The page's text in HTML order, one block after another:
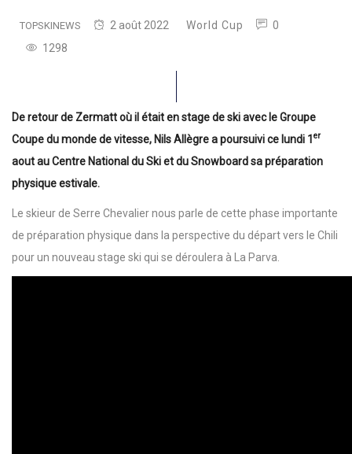
TOPSKINEWS 2 août 2022 World Cup
0
1298
De retour de Zermatt où il était en stage de ski avec le Groupe
Coupe du monde de vitesse, Nils Allègre a poursuivi ce lundi 1er
aout au Centre National du Ski et du Snowboard sa préparation
physique estivale.
Le skieur de Serre Chevalier nous parle de cette phase importante
de préparation physique dans la perspective du départ vers le Chili
pour un nouveau stage ski qui se déroulera à La Parva.